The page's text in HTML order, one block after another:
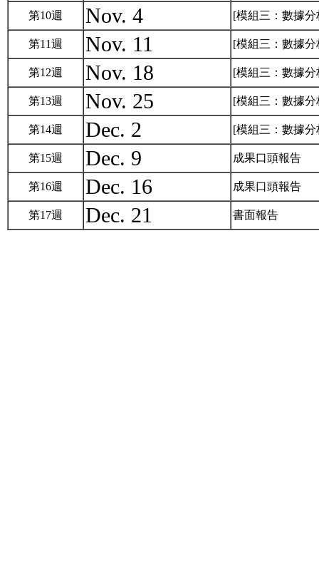
第10週 Nov. 4 [模組三：數據
第11週 Nov. 11 [模組三：數據
第12週 Nov. 18 [模組三：數據
第13週 Nov. 25 [模組三：數據
第14週 Dec. 2 [模組三：數據
第15週 Dec. 9 成果口頭報告
第16週 Dec. 16 成果口頭報告
第17週 Dec. 21 書面報告